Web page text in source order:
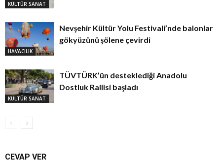
KÜLTÜR SANAT
HAVACILIK
Nevşehir Kültür Yolu Festivali’nde balonlar
gökyüzünü şölene çevirdi
KÜLTÜR SANAT
TÜVTÜRK’ün desteklediği Anadolu
Dostluk Rallisi başladı
CEVAP VER